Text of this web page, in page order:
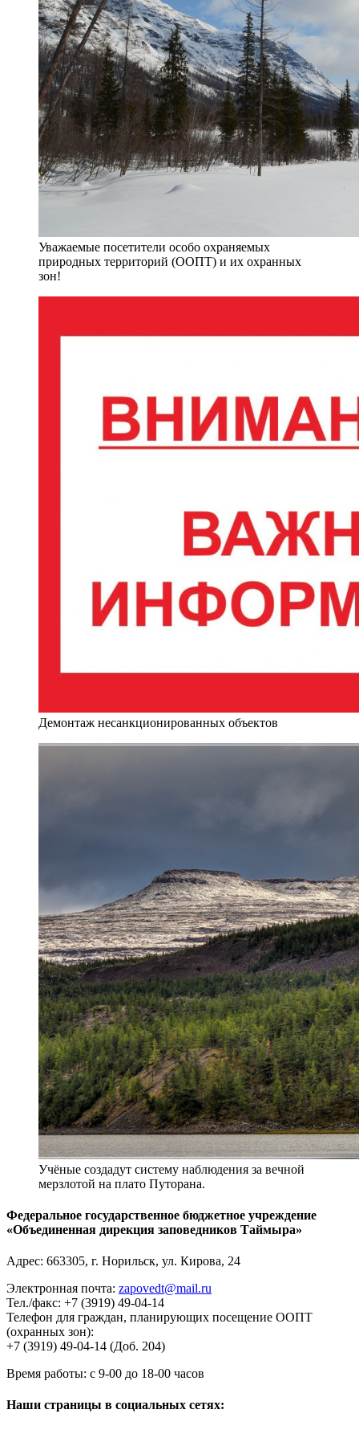
Уважаемые посетители особо охраняемых
природных территорий (ООПТ) и их охранных
зон!
Демонтаж несанкционированных объектов
Учёные создадут систему наблюдения за вечной
мерзлотой на плато Путорана.
Федеральное государственное бюджетное учреждение
«Объединенная дирекция заповедников Таймыра»
Адрес: 663305, г. Норильск, ул. Кирова, 24
Электронная почта: zapovedt@mail.ru
Тел./факс: +7 (3919) 49-04-14
Телефон для граждан, планирующих посещение ООПТ
(охранных зон):
+7 (3919) 49-04-14 (Доб. 204)
Время работы: с 9-00 до 18-00 часов
Наши страницы в социальных сетях: